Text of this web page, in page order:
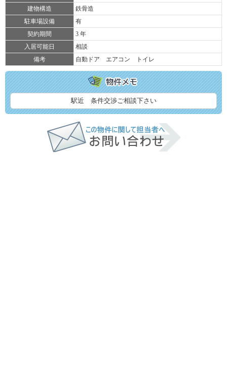
建物構造
鉄骨造
駐車場設備
有
契約期間
3 年
入居可能日
相談
備考
自動ドア エアコン トイレ
駅近 条件交渉ご相談下さい